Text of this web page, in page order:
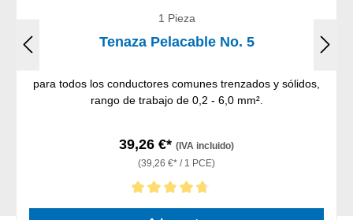
1 Pieza
Tenaza Pelacable No. 5
para todos los conductores comunes trenzados y sólidos,
rango de trabajo de 0,2 - 6,0 mm².
39,26 €* (IVA incluido)
(39,26 €* / 1 PCE)
Calificación promedio de 4.86 de 5 estrellas